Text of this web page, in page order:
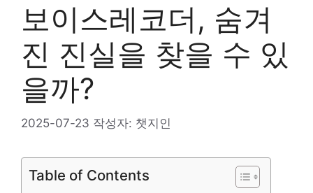
보이스레코더, 숨겨
진 진실을 찾을 수 있
을까?
2025-07-23 작성자: 챗지인
Table of Contents